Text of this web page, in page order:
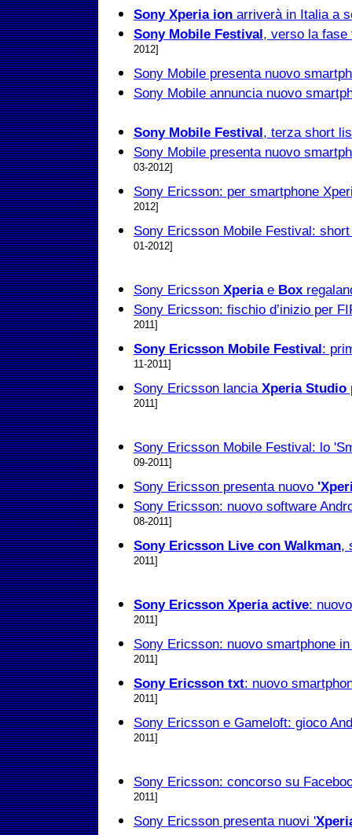
Sony Xperia ion arriverà in Italia a
Sony Mobile Festival, verso la fase
2012]
Sony Mobile presenta nuovo
Sony Mobile annuncia nuovo
Sony Mobile Festival, terza short
Sony Mobile presenta nuovo
03-2012]
Sony Ericsson: per smartphone
2012]
Sony Ericsson Mobile Festival:
01-2012]
Sony Ericsson Xperiae Box
Sony Ericsson: fischio d’inizio per
2011]
Sony Ericsson Mobile Festival:
11-2011]
Sony Ericsson lancia Xperia Studio
2011]
Sony Ericsson Mobile Festival: lo
09-2011]
Sony Ericsson presenta nuovo
Sony Ericsson: nuovo software
08-2011]
Sony Ericsson Live con Walkman,
2011]
Sony Ericsson Xperia active:
2011]
Sony Ericsson: nuovo smartphone
2011]
Sony Ericsson txt: nuovo
2011]
Sony Ericsson e Gameloft: gioco
2011]
Sony Ericsson: concorso su
2011]
Sony Ericsson presenta nuovi '